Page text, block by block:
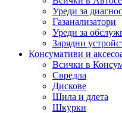
Уреди за
Газанализатори
Уреди за
Зарядни
Консумативи и
Всички в
Свредла
Дискове
Шила и длета
Шкурки